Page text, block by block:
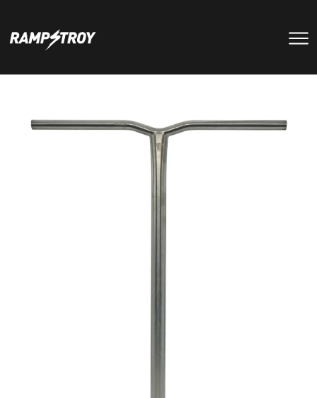
онлайн запись
Позвонить в скейт-парки
записаться
на тренировку +7 (800) 250-51-06